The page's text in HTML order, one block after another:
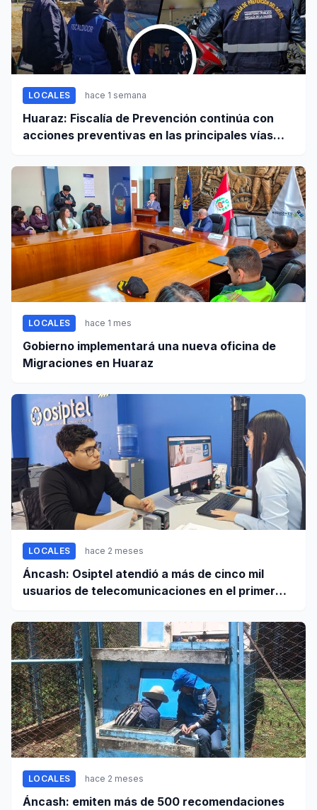
LOCALES hace 1 semana
Huaraz: Fiscalía de Prevención continúa con
acciones preventivas en las principales vías
LOCALES hace 1 mes
Gobierno implementará una nueva oficina de
Migraciones en Huaraz
LOCALES hace 2 meses
Áncash: Osiptel atendió a más de cinco mil
usuarios de telecomunicaciones en el primer
LOCALES hace 2 meses
Áncash: emiten más de 500 recomendaciones